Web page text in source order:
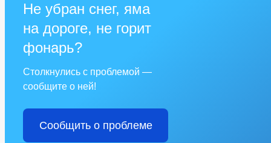
Не убран снег, яма
на дороге, не горит
фонарь?
Столкнулись с проблемой —
сообщите о ней!
Сообщить о проблеме